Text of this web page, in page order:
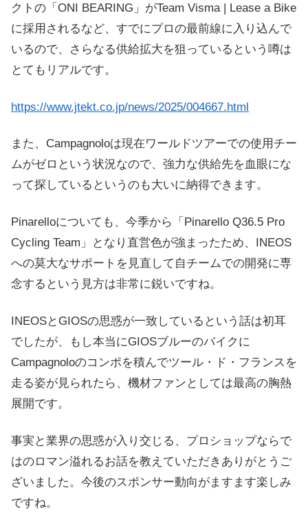
クトの「ONI BEARING」がTeam Visma | Lease a Bike
に採用されるなど、すでにプロの最前線に入り込んで
いるので、さらなる供給拡大を狙っているという噂は
とてもリアルです。
https://www.jtekt.co.jp/news/2025/004667.html
また、Campagnoloは現在ワールドツアーでの使用チー
ムがゼロという状況なので、強力な供給先を血眼にな
って探しているというのも大いに納得できます。
Pinarelloについても、今季から「Pinarello Q36.5 Pro
Cycling Team」となり直営色が強まったため、INEOS
への莫大なサポートを見直して自チームでの開発に専
念するという見方は非常に鋭いですね。
INEOSとGIOSの思惑が一致しているという話は初耳
でしたが、もし本当にGIOSブルーのバイクに
Campagnoloのコンポを積んでツール・ド・フランスを
走る姿が見られたら、機材ファンとしては最高の胸熱
展開です。
事実と業界の思惑が入り交じる、プロショップならで
はのロマン溢れるお話を教えていただきありがとうご
ざいました。今後のスポンサー動向がますます楽しみ
ですね。